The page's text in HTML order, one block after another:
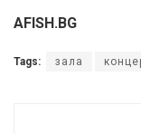
AFISH.BG
Tags: зала